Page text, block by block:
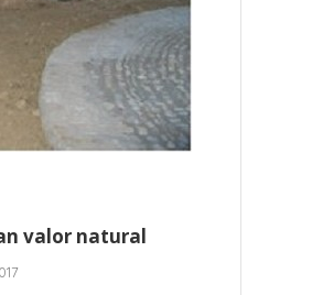
valor natural